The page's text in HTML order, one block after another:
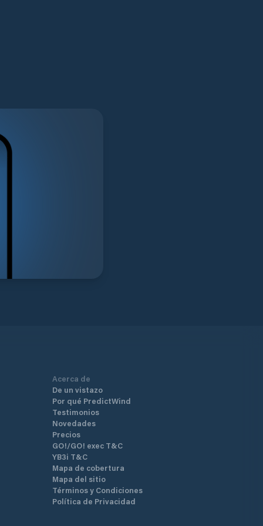
Acerca de
De un vistazo
Por qué PredictWind
Testimonios
Novedades
Precios
GO!/GO! exec T&C
YB3i T&C
Mapa de cobertura
Mapa del sitio
Términos y Condiciones
Política de Privacidad